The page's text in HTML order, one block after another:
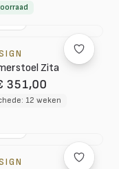
Zita
351,00
12 weken